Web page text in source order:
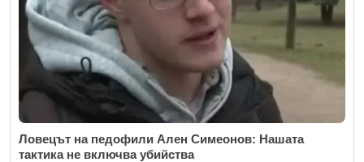
Ловецът на педофили Ален Симеонов: Нашата
тактика не включва убийства